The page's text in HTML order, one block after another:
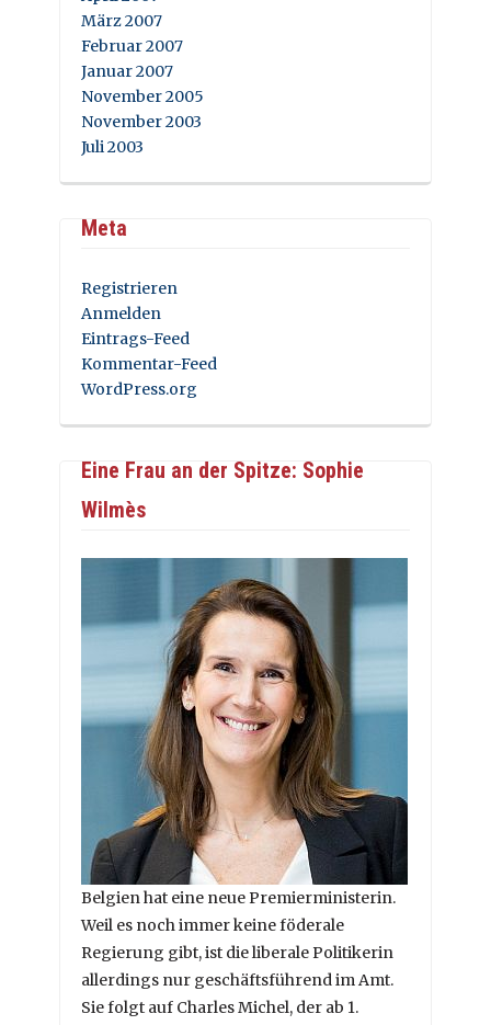
März 2007
Februar 2007
Januar 2007
November 2005
November 2003
Juli 2003
Meta
Registrieren
Anmelden
Eintrags-Feed
Kommentar-Feed
WordPress.org
Eine Frau an der Spitze: Sophie
Wilmès
Belgien hat eine neue Premierministerin.
Weil es noch immer keine föderale
Regierung gibt, ist die liberale Politikerin
allerdings nur geschäftsführend im Amt.
Sie folgt auf Charles Michel, der ab 1.